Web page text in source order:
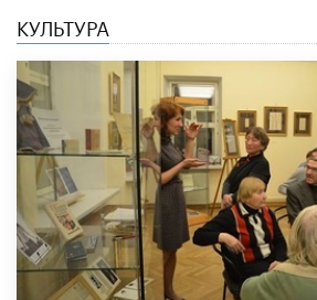
КУЛЬТУРА